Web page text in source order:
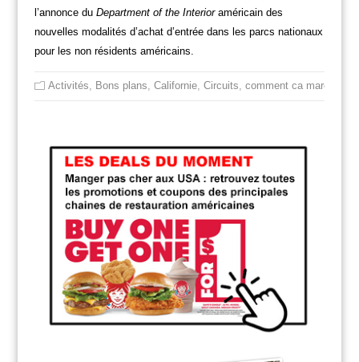
l’annonce du Department of the Interioraméricain des
nouvelles modalités d’achat d’entrée dans les parcs nationaux
pour les non résidents américains.
Activités Bons plans Californie, Circuits comment ca marche